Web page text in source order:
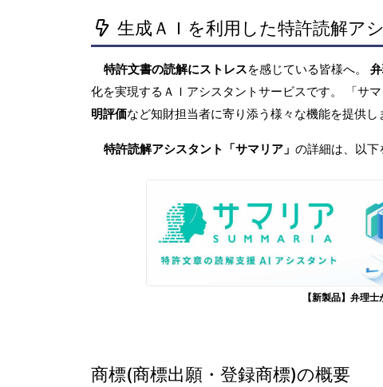
生成ＡＩを利用した特許読解ア
特許文書の読解にストレスを感じている皆様へ。
化を実現するＡＩアシスタントサービスです。 「サ
明評価など知財担当者に寄り添う様々な機能を提供
特許読解アシスタント「サマリア」 の詳細は、以下
【新製品】弁理
商標(商標出願・登録商標)の概要